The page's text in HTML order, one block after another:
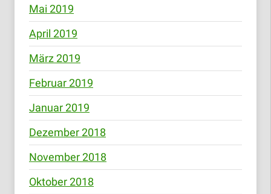
Mai 2019
April 2019
März 2019
Februar 2019
Januar 2019
Dezember 2018
November 2018
Oktober 2018